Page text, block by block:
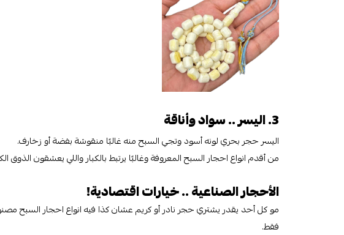
3. اليسر .. سواد وأناقة
اليسر حجر بحري لونه أسود وتجي السبح منه غالبًا منقوشة بفضة أو زخارف.
من أقدم انواع احجار السبح المعروفة وغالبًا يرتبط بالكبار واللي يعشقون الذوق
الأحجار الصناعية .. خيارات اقتصادية!
مو كل أحد يقدر يشتري حجر نادر أو كريم عشان كذا فيه انواع احجار السبح
فقط.